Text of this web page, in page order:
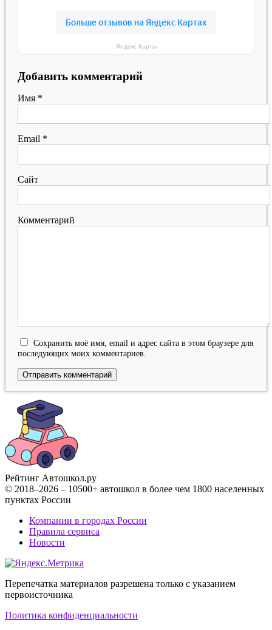
Яндекс Карты
Добавить комментарий
Имя *
Email *
Сайт
Комментарий
Сохранить моё имя, email и адрес сайта в этом браузере для
последующих моих комментариев.
Рейтинг Автошкол.ру
© 2018–2026 – 10500+ автошкол в более чем 1800 населенных
пунктах России
Компании в городах России
Правила сервиса
Новости
Перепечатка материалов разрешена только с указанием
первоисточника
Политика конфиденциальности